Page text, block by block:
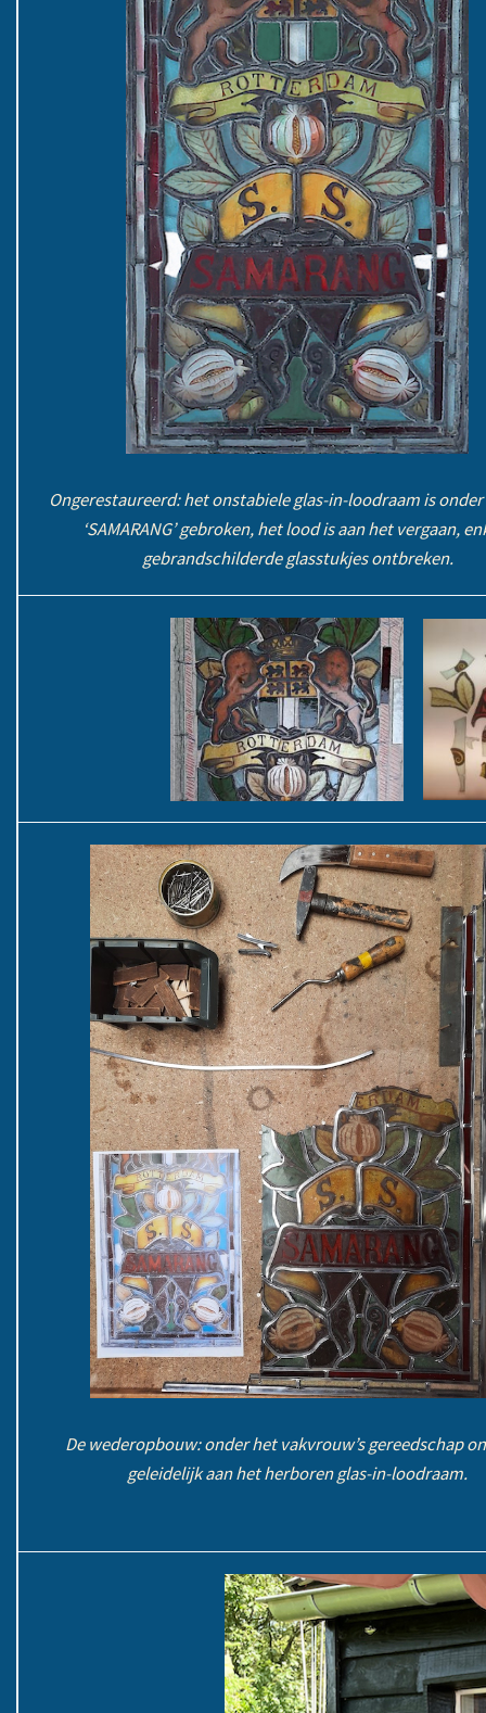
Ongerestaureerd: het onstabiele glas-in-loodraam is
‘SAMARANG’ gebroken, het lood is aan het vergaan,
gebrandschilderde glasstukjes ontbreken.
De wederopbouw: onder het vakvrouw’s gereedschap
geleidelijk aan het herboren glas-in-loodraam.